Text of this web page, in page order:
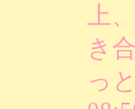
上
き
っ